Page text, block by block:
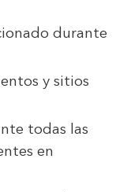
durante
y sitios
todas las
en